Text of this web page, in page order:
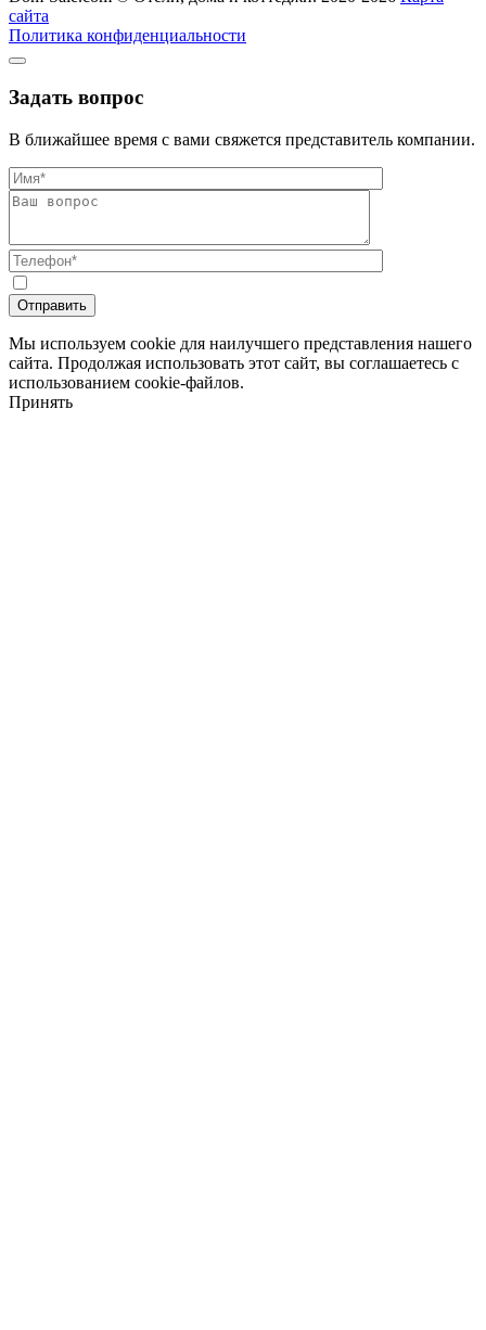
сайта
Политика конфиденциальности
Задать вопрос
В ближайшее время с вами свяжется представитель компании.
Мы используем cookie для наилучшего представления нашего
сайта. Продолжая использовать этот сайт, вы соглашаетесь с
использованием cookie-файлов.
Принять